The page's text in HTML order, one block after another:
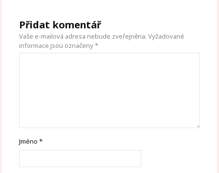
Přidat komentář
Vaše e-mailová adresa nebude zveřejněna. Vyžadované
informace jsou označeny*
Jméno*